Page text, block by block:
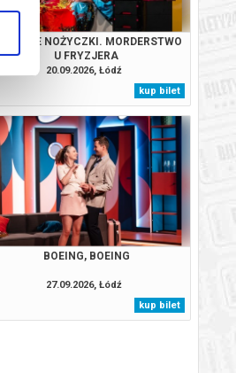
NOŻYCZKI. MORDERSTWO
U FRYZJERA
20.09.2026, Łódź
kup bilet
BOEING, BOEING
27.09.2026, Łódź
kup bilet